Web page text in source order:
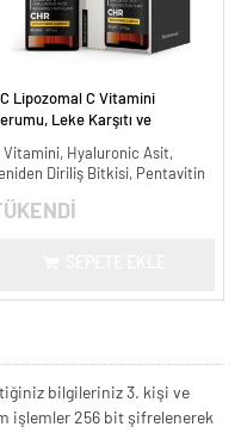
Lipozomal C Vitamini
Leke Karşıtı ve
Vitamini, Hyaluronic Asit,
Diriliş Bitkisi, Pentavitin
bilgileriniz 3. kişi ve
işlemler 256 bit şifrelenerek